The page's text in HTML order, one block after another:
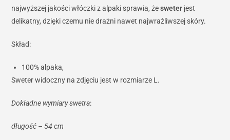
najwyższej jakości włóczki z alpaki sprawia, żesweter jest
delikatny, dzięki czemu nie drażni nawet najwrażliwszej skóry.
Skład:
100% alpaka,
Sweter widoczny na zdjęciu jest w rozmiarze L.
Dokładne wymiary swetra:
długość – 54 cm